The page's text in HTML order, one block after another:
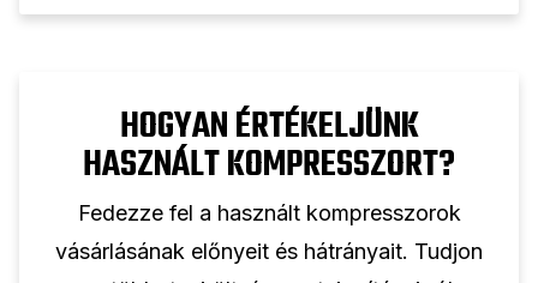
HOGYAN ÉRTÉKELJÜNK
HASZNÁLT KOMPRESSZORT?
Fedezze fel a használt kompresszorok
vásárlásának előnyeit és hátrányait. Tudjon